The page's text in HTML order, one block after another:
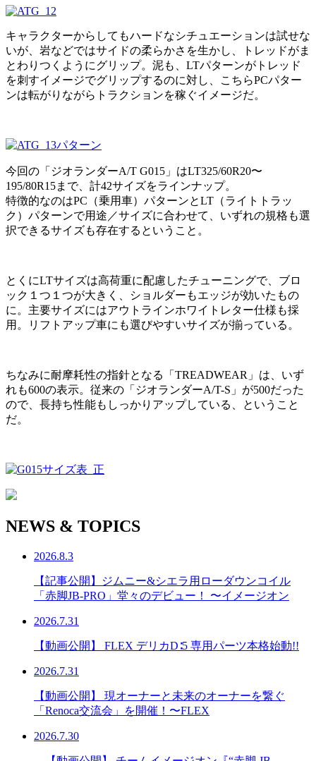
キャラクターからしてもハードなシチュエーションは試せな
いが、岩などではサイドの柔らかさを生かし、トレッドがま
とわりつくようにグリップ。泥も、LTパターンがトレッド
を刺すイメージでグリップするのに対し、こちらPCパター
ンは転がりながらトラクションを稼ぐイメージだ。
今回の「ジオランダーA/T G015」はLT325/60R20〜
195/80R15まで、計42サイズをラインナップ。
特徴的なのはPC（乗用車）パターンとLT（ライトトラッ
ク）パターンで用途／サイズに合わせて、いずれの規格も選
択できるサイズも存在するということ。
とくにLTサイズは高荷重に配慮したチューニングで、ブロ
ック１つ１つが大きく、ショルダーもエッジが効いたもの
に。主要サイズにはアウトラインホワイトレター仕様も採
用。リフトアップ車にも選びやすいサイズが揃っている。
ちなみに耐摩耗性の指針となる「TREADWEAR」は、いず
れも600の表示。従来の「ジオランダーA/T-S」が500だった
ので、長持ち性能もしっかりアップしている、ということ
だ。
NEWS & TOPICS
2026.8.3
【記事公開】ジムニー&シエラ用ローダウンコイル
「赤脚JB-PRO」堂々のデビュー！ 〜イメージオン
2026.7.31
【動画公開】 FLEX デリカD∶5 専用パーツ本格始動!!
2026.7.31
【動画公開】 現オーナーと未来のオーナーを繋ぐ
「Renoca交流会」を開催！〜FLEX
2026.7.30